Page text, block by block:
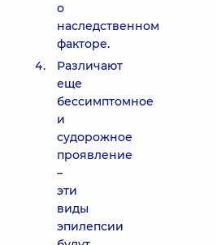
о
наследственном
факторе.
Различают
еще
бессимптомное
и
судорожное
проявление
–
эти
виды
эпилепсии